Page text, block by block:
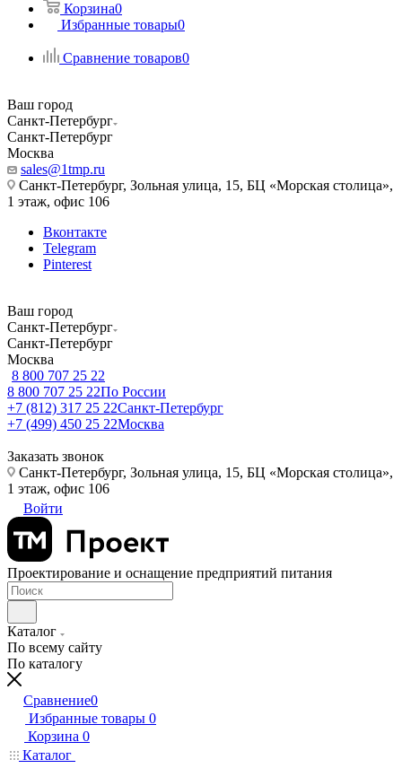
Корзина0
Избранные товары0
Сравнение товаров0
Ваш город
Санкт-Петербург
Санкт-Петербург
Москва
sales@1tmp.ru
Санкт-Петербург, Зольная улица, 15, БЦ «Морская столица»,
1 этаж, офис 106
Вконтакте
Telegram
Pinterest
Ваш город
Санкт-Петербург
Санкт-Петербург
Москва
8 800 707 25 22
8 800 707 25 22По России
+7 (812) 317 25 22Санкт-Петербург
+7 (499) 450 25 22Москва
Заказать звонок
Санкт-Петербург, Зольная улица, 15, БЦ «Морская столица»,
1 этаж, офис 106
Войти
Проектирование и оснащение предприятий питания
Каталог
По всему сайту
По каталогу
Сравнение0
Избранные товары 0
Корзина 0
Каталог